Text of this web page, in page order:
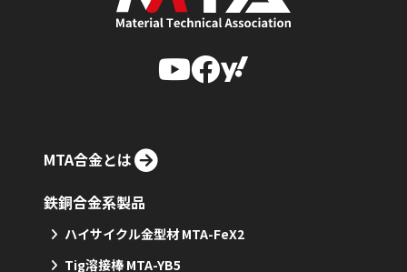
MTA合金とは
鉄銅合金系製品
ハイサイクル金型材 MTA-FeX2
Tig溶接棒 MTA-YB5